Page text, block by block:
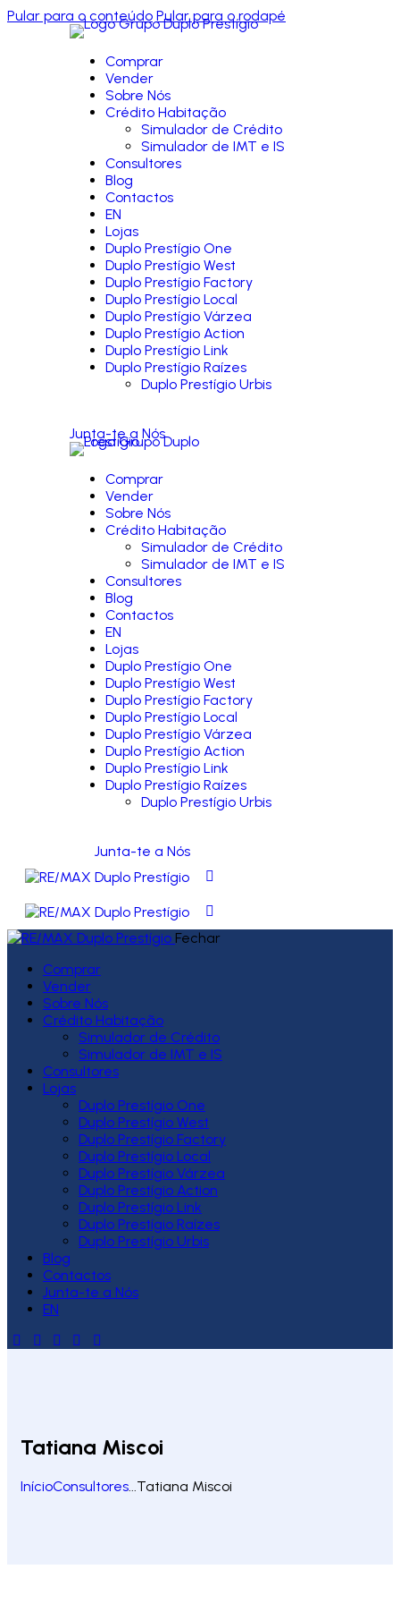
Pular para o conteúdo Pular para o rodapé
Comprar
Vender
Sobre Nós
Crédito Habitação
Simulador de Crédito
Simulador de IMT e IS
Consultores
Blog
Contactos
EN
Lojas
Duplo Prestígio One
Duplo Prestígio West
Duplo Prestígio Factory
Duplo Prestígio Local
Duplo Prestígio Várzea
Duplo Prestígio Action
Duplo Prestígio Link
Duplo Prestígio Raízes
Duplo Prestígio Urbis
Junta-te a Nós
Comprar
Vender
Sobre Nós
Crédito Habitação
Simulador de Crédito
Simulador de IMT e IS
Consultores
Blog
Contactos
EN
Lojas
Duplo Prestígio One
Duplo Prestígio West
Duplo Prestígio Factory
Duplo Prestígio Local
Duplo Prestígio Várzea
Duplo Prestígio Action
Duplo Prestígio Link
Duplo Prestígio Raízes
Duplo Prestígio Urbis
Junta-te a Nós
Fechar
Comprar
Vender
Sobre Nós
Crédito Habitação
Simulador de Crédito
Simulador de IMT e IS
Consultores
Lojas
Duplo Prestígio One
Duplo Prestígio West
Duplo Prestígio Factory
Duplo Prestígio Local
Duplo Prestígio Várzea
Duplo Prestígio Action
Duplo Prestígio Link
Duplo Prestígio Raízes
Duplo Prestígio Urbis
Blog
Contactos
Junta-te a Nós
EN
Tatiana Miscoi
InícioConsultores...Tatiana Miscoi